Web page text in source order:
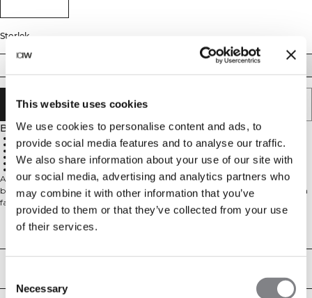
This website uses cookies
We use cookies to personalise content and ads, to
provide social media features and to analyse our traffic.
We also share information about your use of our site with
our social media, advertising and analytics partners who
may combine it with other information that you’ve
provided to them or that they’ve collected from your use
of their services.
Selection
Necessary
Storlek
XL
LÄGG I VARUKORGEN
Beskrivning
Perfekt för uppvärmning och utomhusträning
Öppna framfickor
Justerbar dragsko i midjan
Stretchigt och hållbart material
Broderad ICIW-logga
Activity Collection är skapad för ett aktivt liv. Byxor och hoodie håller dig
bekväm före, under och efter träningspasset. Activity kommer att bli din nya
favorit i garderoben. Perfekt för uppvärmning och utomhusträning med
öppna framfickor, justerbar dragsko i midjan, stretchigt och hållbart
material, och broderad ICIW-logga. 68% Bomull, 25% Polyester, 7% Elastan
Tekniska aspekter